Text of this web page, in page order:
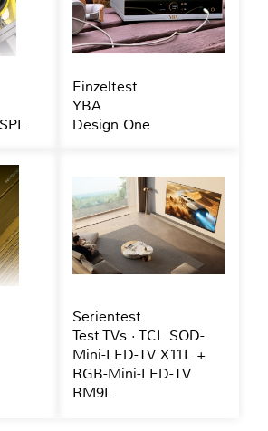
Einzeltest
YBA
Design One
Serientest
Test TVs · TCL SQD-
Mini-LED-TV X11L +
RGB-Mini-LED-TV
RM9L